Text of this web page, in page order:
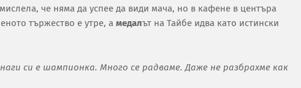
че няма да успее да види мача, но в кафене в центъра
тържество е утре, а медалът на Тайбе идва като истински
си е шампионка. Много се радваме. Даже не разбрахме как